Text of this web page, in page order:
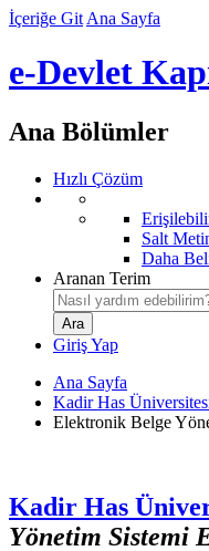
İçeriğe Git Ana Sayfa
e-Devlet
Ana Bölümler
Hızlı Çözüm
Salt
Daha
Aranan Terim
Giriş Yap
Ana Sayfa
Kadir Has
Elektronik Belge
Kadir Has
Yönetim Sistemi